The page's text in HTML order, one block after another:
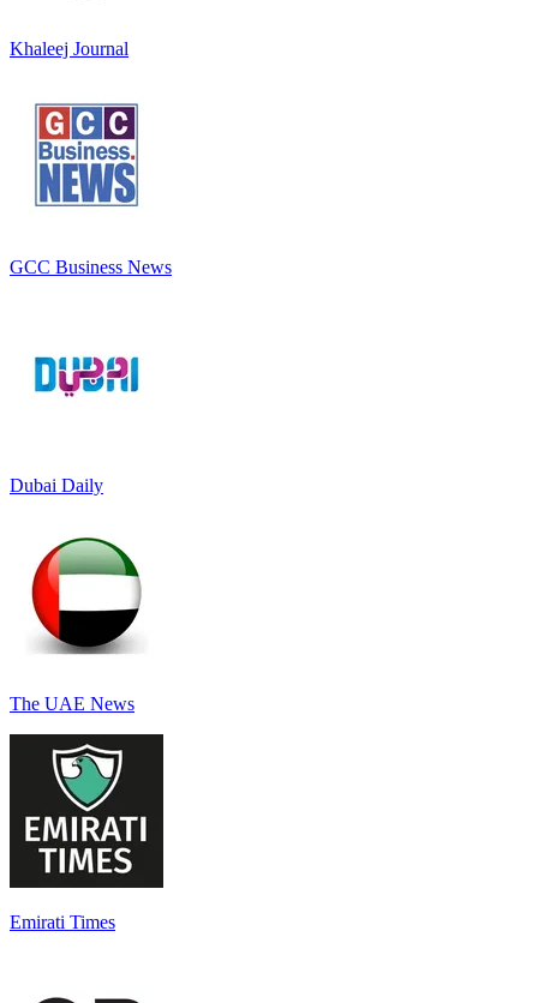
Khaleej Journal
GCC Business News
Dubai Daily
The UAE News
Emirati Times